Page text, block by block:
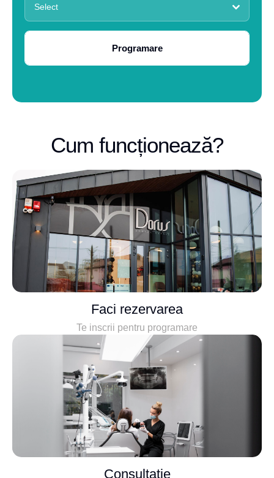
Select
Programare
Cum funcționează?
Faci rezervarea
Te inscrii pentru programare
Consultatie